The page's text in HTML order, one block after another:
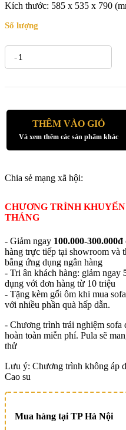
Kích thước: 585 x 535 x 790
Số lượng
-
THÊM VÀO GIỎ
Và xem thêm các sản phẩm khác
Chia sẻ mạng xã hội:
CHƯƠNG TRÌNH
THÁNG
- Giảm ngay 100.000-300.000đ
hàng trực tiếp tại showroom và
bằng ứng dụng ngân hàng
- Tri ân khách hàng: giảm ngay
dụng với đơn hàng từ 10 triệu
- Tặng kèm gối ôm khi mua
với nhiều phần quà hấp dẫn.
- Chương trình trải nghiệm sofa
hoàn toàn miễn phí. Pula sẽ
thử
Lưu ý: Chương trình không áp
Cao su
Mua hàng tại TP Hà Nội